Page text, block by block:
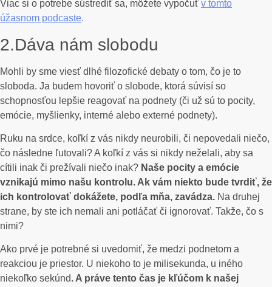
Viac si o potrebe sústrediť sa, môžete vypočuť v tomto
úžasnom podcaste.
2.Dáva nám slobodu
Mohli by sme viesť dlhé filozofické debaty o tom, čo je to
sloboda. Ja budem hovoriť o slobode, ktorá súvisí so
schopnosťou lepšie reagovať na podnety (či už sú to pocity,
emócie, myšlienky, interné alebo externé podnety).
Ruku na srdce, koľkí z vás nikdy neurobili, či nepovedali niečo,
čo následne ľutovali? A koľkí z vás si nikdy neželali, aby sa
cítili inak či prežívali niečo inak? Naše pocity a emócie
vznikajú mimo našu kontrolu. Ak vám niekto bude tvrdiť, že
ich kontrolovať dokážete, podľa mňa, zavádza. Na druhej
strane, by ste ich nemali ani potláčať či ignorovať. Takže, čo s
nimi?
Ako prvé je potrebné si uvedomiť, že medzi podnetom a
reakciou je priestor. U niekoho to je milisekunda, u iného
niekoľko sekúnd. A práve tento čas je kľúčom k našej